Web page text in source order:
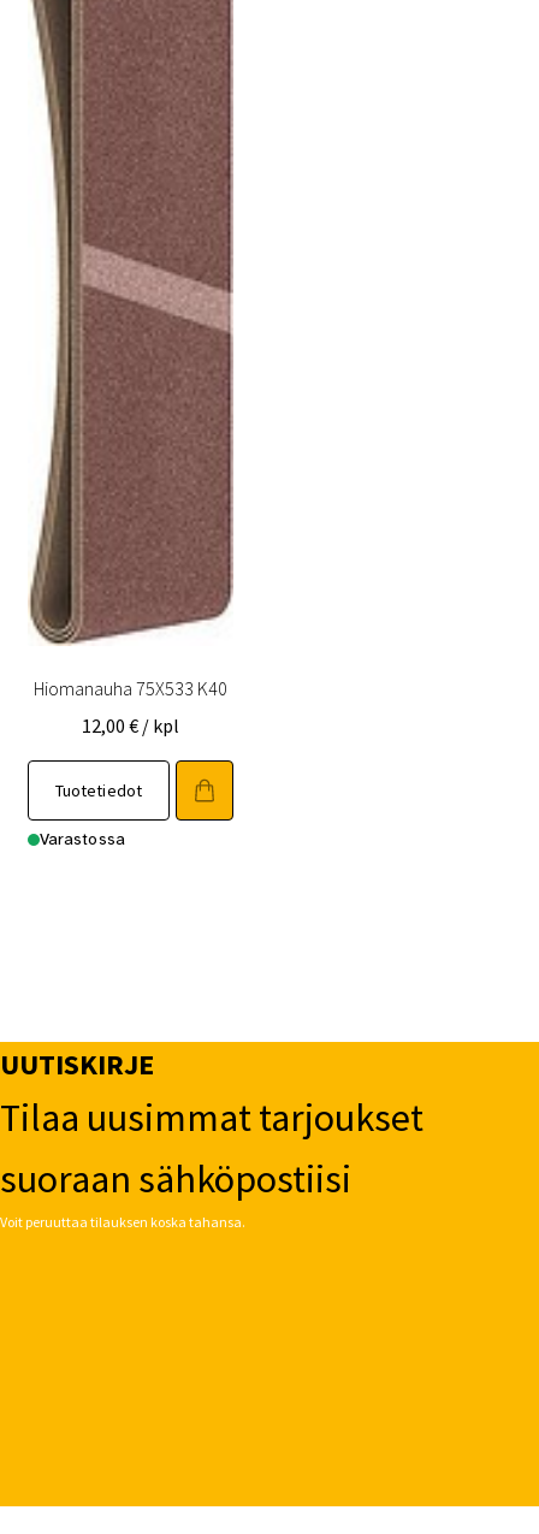
Hiomanauha 75X533 K40
12,00 € / kpl
Tuotetiedot
Varastossa
UUTISKIRJE
Tilaa uusimmat tarjoukset
suoraan sähköpostiisi
Voit peruuttaa tilauksen koska tahansa.